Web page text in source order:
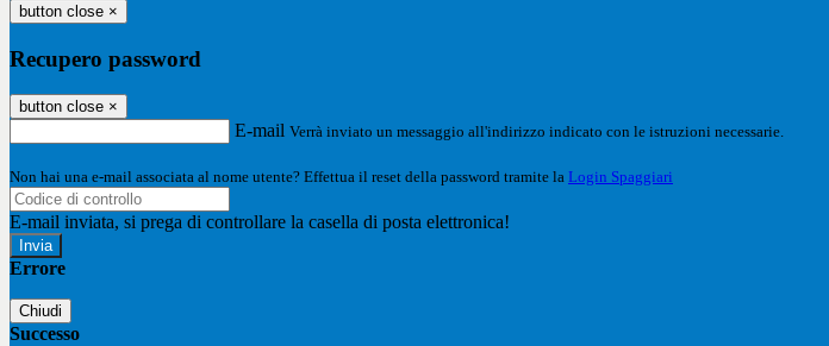
button close ×
Recupero password
button close ×
E-mail Verrà inviato un messaggio all'indirizzo indicato con le istruzioni necessarie.
Non hai una e-mail associata al nome utente? Effettua il reset della password tramite la Login Spaggiari
E-mail inviata, si prega di controllare la casella di posta elettronica!
Errore
Chiudi
Successo